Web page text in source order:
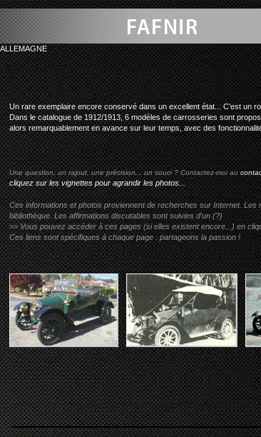
Un rare exemplaire encore conservé dans un excellent état... C'est un
Dans le catalogue de 1912/1913, 6 modèles de carrosseries sont
alors remarquablement en avance sur leur temps, avec des
Une question, un rajout, une précision... un souci ? Contactez-moi au
cliquez sur les vignettes pour agrandir les photos...
Ces informations et photos proviennent de recherches sur Internet.
bibliothèque. Les affirmations discutables sont suivies d'un (?)
>> Vous pouvez accéder à ces pages (si elles existent encore...) en
Ces liens sont spécifiques à chaque page : partageons la passion !